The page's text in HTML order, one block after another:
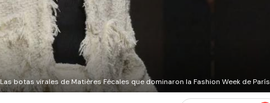
Las botas virales de Matières Fécales que dominaron la Fashion Week de París